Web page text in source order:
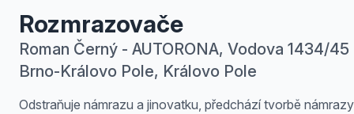
Rozmrazovače
Roman Černý - AUTORONA, Vodova 1434/45
Brno-Královo Pole, Královo Pole
Odstraňuje námrazu a jinovatku, předchází tvorbě